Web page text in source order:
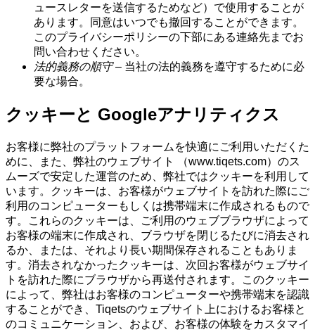
ュースレターを送信するためなど）で使用することが
あります。同意はいつでも撤回することができます。
このプライバシーポリシーの下部にある連絡先までお
問い合わせください。
法的義務の順守– 当社の法的義務を遵守するために必
要な場合。
クッキーと Googleアナリティクス
お客様に弊社のプラットフォームを快適にご利用いただくた
めに、また、弊社のウェブサイト （www.tiqets.com）のス
ムーズで安定した運営のため、弊社ではクッキーを利用して
います。クッキーは、お客様がウェブサイトを訪れた際にご
利用のコンピューターもしくは携帯端末に作成されるもので
す。これらのクッキーは、ご利用のウェブブラウザによって
お客様の端末に作成され、ブラウザを閉じるたびに消去され
るか、または、それより長い期間保存されることもありま
す。消去されなかったクッキーは、次回お客様がウェブサイ
トを訪れた際にブラウザから再送付されます。このクッキー
によって、弊社はお客様のコンピューターや携帯端末を認識
することができ、Tiqetsのウェブサイト上におけるお客様と
のコミュニケーション、および、お客様の体験をカスタマイ